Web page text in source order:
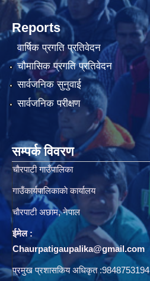
Reports
वार्षिक प्रगति प्रतिवेदन
चौमासिक प्रगति प्रतिवेदन
सार्वजनिक सुनुवाई
सार्वजनिक परीक्षण
सम्पर्क विवरण
चाैरपाटी गाउँपालिका
गाउँकार्यपालिकाकाे कार्यालय
चाैरपाटी अछाम, नेपाल
ईमेल :
Chaurpatigaupalika@gmail.com
प्रमुख प्रशासकिय अधिकृत :9848753194